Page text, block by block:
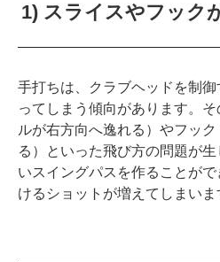
1) スライスやフック
手打ちは、クラブヘッドを制
ってしまう傾向があります。
ルが右方向へ逸れる）やフッ
る）といった飛び方の問題が
いスイングパスを作ることが
けるショットが増えてしまいま